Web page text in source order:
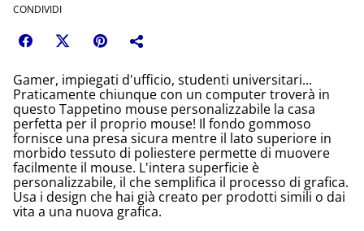
CONDIVIDI
Gamer, impiegati d'ufficio, studenti universitari...
Praticamente chiunque con un computer troverà in
questo Tappetino mouse personalizzabile la casa
perfetta per il proprio mouse! Il fondo gommoso
fornisce una presa sicura mentre il lato superiore in
morbido tessuto di poliestere permette di muovere
facilmente il mouse. L'intera superficie è
personalizzabile, il che semplifica il processo di grafica.
Usa i design che hai già creato per prodotti simili o dai
vita a una nuova grafica.